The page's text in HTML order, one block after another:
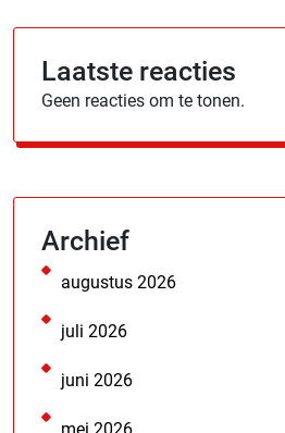
Laatste reacties
Geen reacties om te tonen.
Archief
augustus 2026
juli 2026
juni 2026